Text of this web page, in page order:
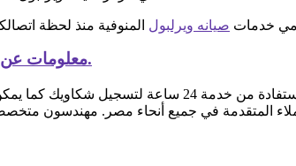
خدمات صيانه ويرلبول المنوفية منذ لحظة
.معلومات عن
تتيح لك مراكز صيانة ويرلبول مصر
المتقدمة في جميع أنحاء مصر. مهندسون